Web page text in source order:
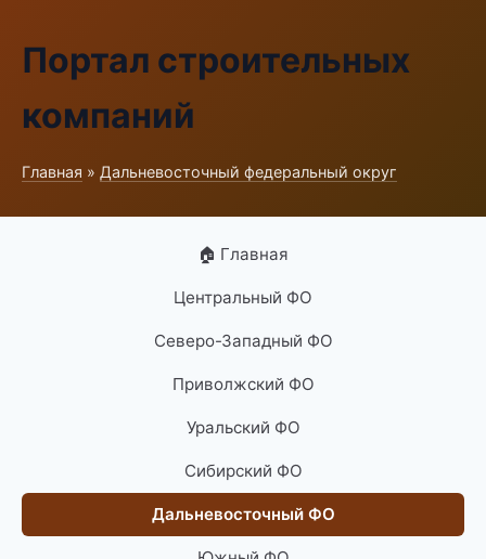
Портал строительных
компаний
Главная » Дальневосточный федеральный округ
🏠 Главная
Центральный ФО
Северо-Западный ФО
Приволжский ФО
Уральский ФО
Сибирский ФО
Дальневосточный ФО